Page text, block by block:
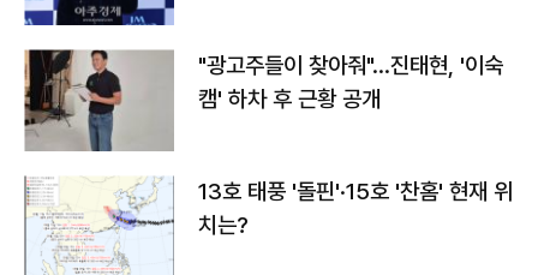
"광고주들이 찾아줘"…진태현, '이숙
캠' 하차 후 근황 공개
13호 태풍 '돌핀'·15호 '찬홈' 현재 위
치는?